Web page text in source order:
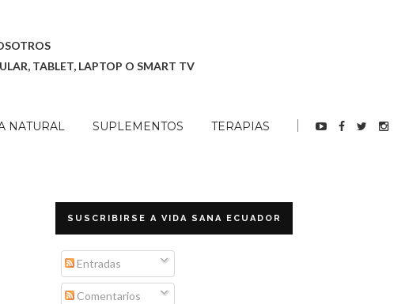
TABLET, LAPTOP O SMART TV
NATURAL SUPLEMENTOS TERAPIAS
SUSCRIBIRSE A VIDA SANA ECUADOR
Entradas
Comentarios